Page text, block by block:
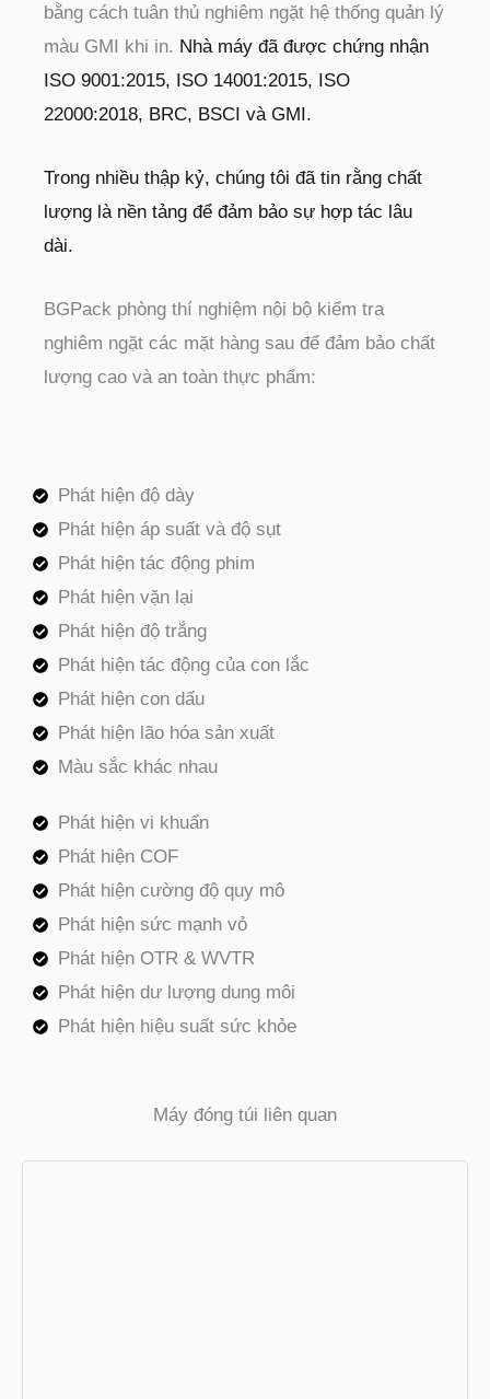
bằng cách tuân thủ nghiêm ngặt hệ thống quản lý
màu GMI khi in. Nhà máy đã được chứng nhận
ISO 9001:2015, ISO 14001:2015, ISO
22000:2018, BRC, BSCI và GMI.
Trong nhiều thập kỷ, chúng tôi đã tin rằng chất
lượng là nền tảng để đảm bảo sự hợp tác lâu
dài.
BGPack phòng thí nghiệm nội bộ kiểm tra
nghiêm ngặt các mặt hàng sau để đảm bảo chất
lượng cao và an toàn thực phẩm:
Phát hiện độ dày
Phát hiện áp suất và độ sụt
Phát hiện tác động phim
Phát hiện vặn lại
Phát hiện độ trắng
Phát hiện tác động của con lắc
Phát hiện con dấu
Phát hiện lão hóa sản xuất
Màu sắc khác nhau
Phát hiện vi khuẩn
Phát hiện COF
Phát hiện cường độ quy mô
Phát hiện sức mạnh vỏ
Phát hiện OTR & WVTR
Phát hiện dư lượng dung môi
Phát hiện hiệu suất sức khỏe
Máy đóng túi liên quan